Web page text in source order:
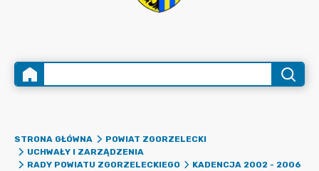
STRONA GŁÓWNA
POWIAT ZGORZELECKI
UCHWAŁY I ZARZĄDZENIA
RADY POWIATU ZGORZELECKIEGO
KADENCJA 2002 - 2006